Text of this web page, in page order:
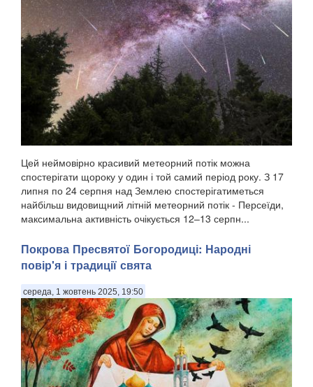
Цей неймовірно красивий метеорний потік можна
спостерігати щороку у один і той самий період року. З 17
липня по 24 серпня над Землею спостерігатиметься
найбільш видовищний літній метеорний потік - Персеїди,
максимальна активність очікується 12–13 серпн...
Покрова Пресвятої Богородиці: Народні
повір'я і традиції свята
середа, 1 жовтень 2025, 19:50